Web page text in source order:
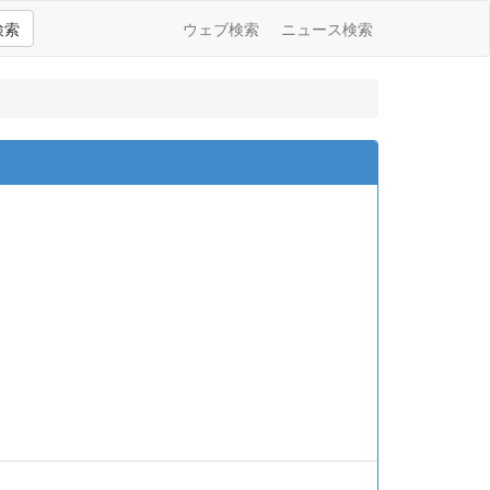
索 ウェブ検索 ニュース検索